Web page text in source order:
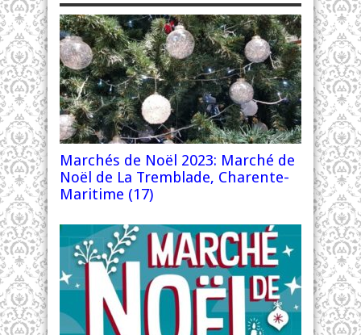
Marchés de Noël 2023: Marché de
Noël de La Tremblade, Charente-
Maritime (17)